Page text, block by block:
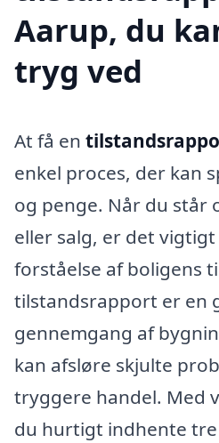
Aarup, du
tryg ved
At få en
enkel proces, der kan
og penge. Når du står
eller salg, er det
forståelse af boligens
tilstandsrapport er en
gennemgang af
kan afsløre skjulte
tryggere handel. Med
du hurtigt indhente